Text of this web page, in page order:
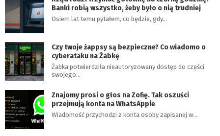
Banki robią wszystko, żeby było o nią trudniej
Osiem lat temu pytałem, co będzie, gdy…
Czy twoje żappsy są bezpieczne? Co wiadomo o
cyberataku na Żabkę
Żabka potwierdziła nieautoryzowany dostęp do części
swojego…
Znajomy prosi o głos na Zofię. Tak oszuści
przejmują konta na WhatsAppie
Wiadomość przychodzi z konta osoby zapisanej w…